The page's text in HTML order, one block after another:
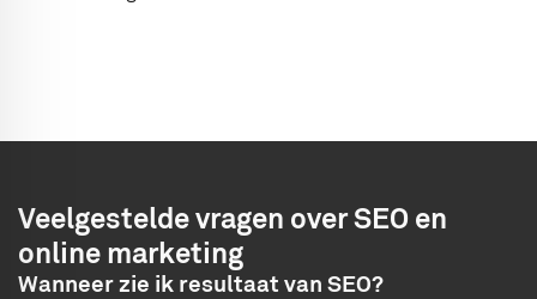
Veelgestelde vragen over SEO en
online marketing
Wanneer zie ik resultaat van SEO?